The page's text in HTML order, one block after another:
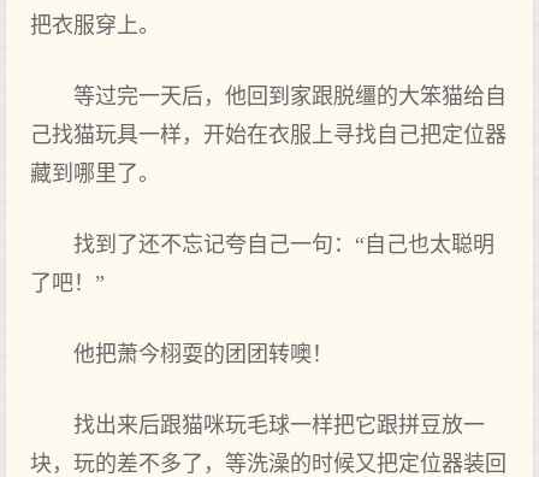
把衣服穿上。
等过完一天后，他回到家跟脱缰的大笨猫给自
己找猫玩具一样，开始在衣服上寻找自己把定位器
藏到哪里了。
找到了还不忘记夸自己一句：“自己也太聪明
了吧！”
他把萧今栩耍的团团转噢！
找出来后跟猫咪玩毛球一样把它跟拼豆放一
块，玩的差不多了，等洗澡的时候又把定位器装回